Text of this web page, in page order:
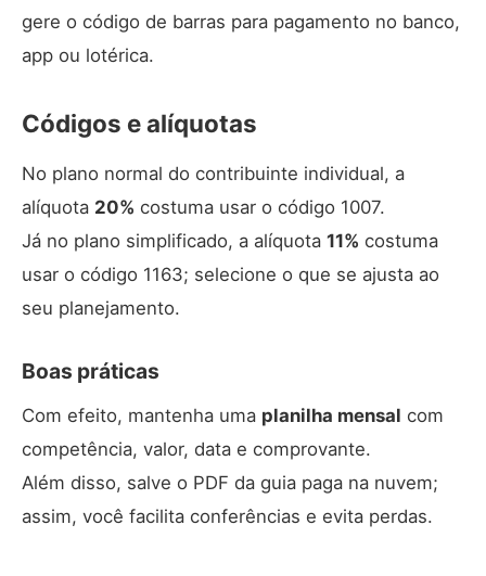
gere o código de barras para pagamento no banco,
app ou lotérica.
Códigos e alíquotas
No plano normal do contribuinte individual, a
alíquota 20% costuma usar o código 1007.
Já no plano simplificado, a alíquota 11% costuma
usar o código 1163; selecione o que se ajusta ao
seu planejamento.
Boas práticas
Com efeito, mantenha uma planilha mensal com
competência, valor, data e comprovante.
Além disso, salve o PDF da guia paga na nuvem;
assim, você facilita conferências e evita perdas.